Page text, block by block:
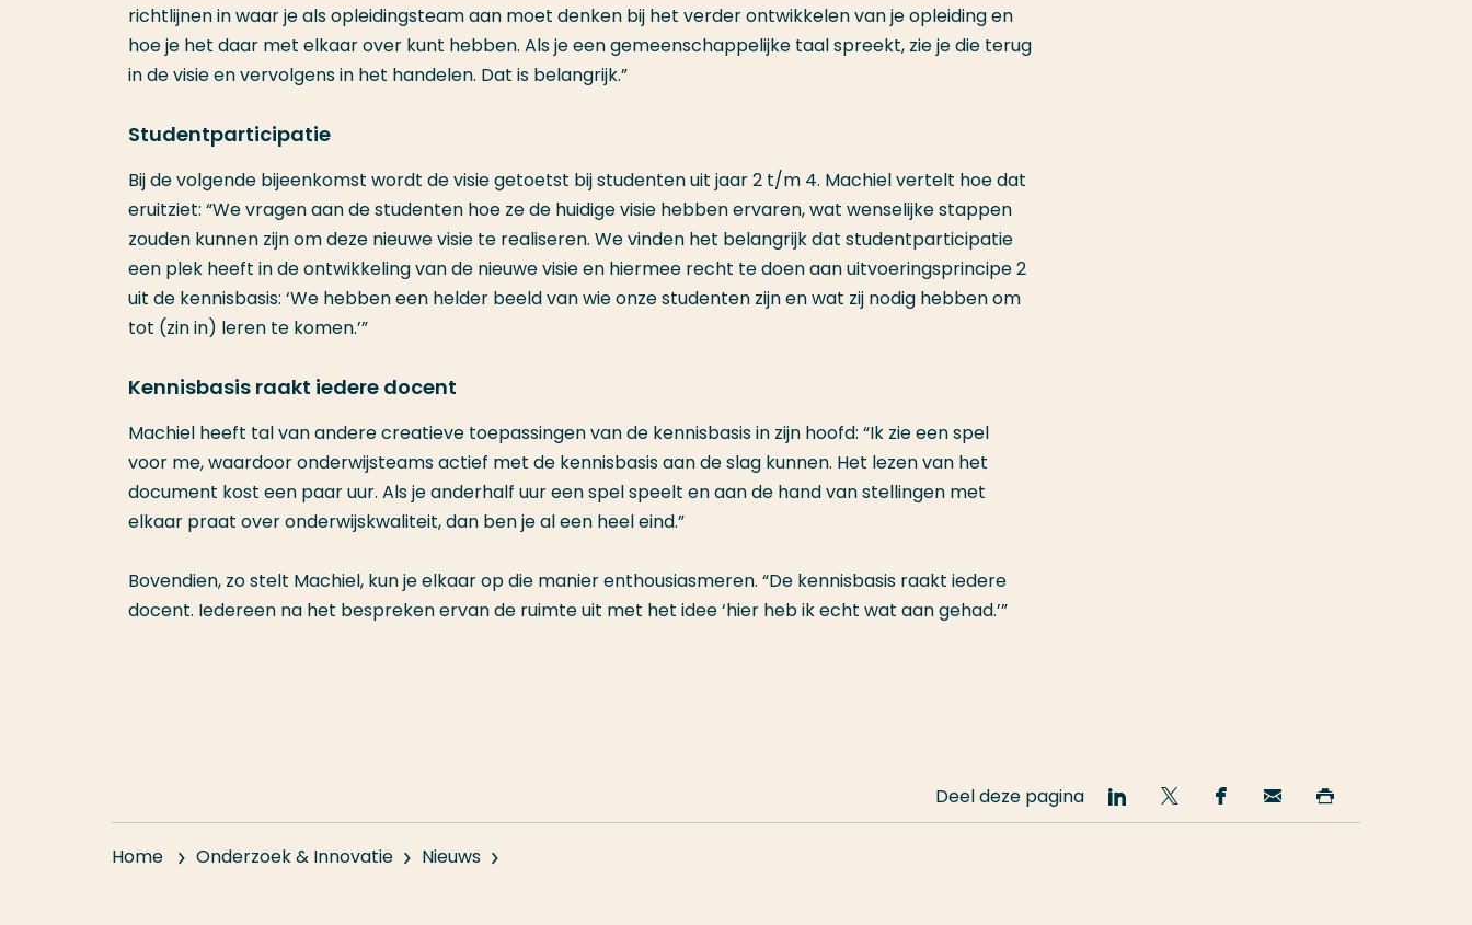
richtlijnen in waar je als opleidingsteam aan moet denken bij het verder ontwikkelen van je opleiding en
hoe je het daar met elkaar over kunt hebben. Als je een gemeenschappelijke taal spreekt, zie je die terug
in de visie en vervolgens in het handelen. Dat is belangrijk.”
Studentparticipatie
Bij de volgende bijeenkomst wordt de visie getoetst bij studenten uit jaar 2 t/m 4. Machiel vertelt hoe dat
eruitziet: “We vragen aan de studenten hoe ze de huidige visie hebben ervaren, wat wenselijke stappen
zouden kunnen zijn om deze nieuwe visie te realiseren. We vinden het belangrijk dat studentparticipatie
een plek heeft in de ontwikkeling van de nieuwe visie en hiermee recht te doen aan uitvoeringsprincipe 2
uit de kennisbasis: ‘We hebben een helder beeld van wie onze studenten zijn en wat zij nodig hebben om
tot (zin in) leren te komen.’”
Kennisbasis raakt iedere docent
Machiel heeft tal van andere creatieve toepassingen van de kennisbasis in zijn hoofd: “Ik zie een spel
voor me, waardoor onderwijsteams actief met de kennisbasis aan de slag kunnen. Het lezen van het
document kost een paar uur. Als je anderhalf uur een spel speelt en aan de hand van stellingen met
elkaar praat over onderwijskwaliteit, dan ben je al een heel eind.”
Bovendien, zo stelt Machiel, kun je elkaar op die manier enthousiasmeren. “De kennisbasis raakt iedere
docent. Iedereen na het bespreken ervan de ruimte uit met het idee ‘hier heb ik echt wat aan gehad.’”
Home Onderzoek & Innovatie Nieuws
Deel deze pagina
Deel
op
Deel
op
Deel
op
Email
deze deze